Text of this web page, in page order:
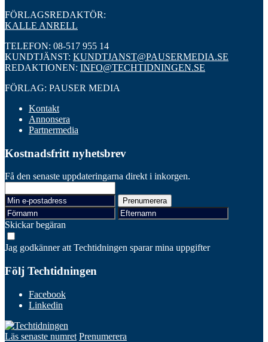
FÖRLAGSREDAKTÖR:
KALLE ANRELL
TELEFON: 08-517 955 14
KUNDTJÄNST: KUNDTJANST@PAUSERMEDIA.SE
REDAKTIONEN: INFO@TECHTIDNINGEN.SE
FÖRLAG: PAUSER MEDIA
Kontakt
Annonsera
Partnermedia
Kostnadsfritt nyhetsbrev
Få den senaste uppdateringarna direkt i inkorgen.
Skickar begäran
Jag godkänner att Techtidningen sparar mina uppgifter
Följ Techtidningen
Facebook
Linkedin
Läs senaste numret Prenumerera